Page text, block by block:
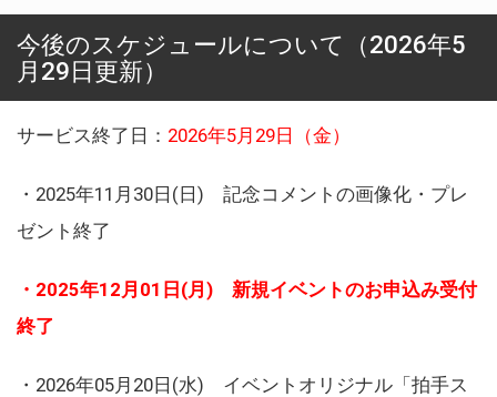
今後のスケジュールについて（2026年5
月29日更新）
サービス終了日： 2026年5月29日（金）
・2025年11月30日(日) 記念コメントの画像化・プレ
ゼント終了
・2025年12月01日(月) 新規イベントのお申込み受付
終了
・2026年05月20日(水) イベントオリジナル「拍手ス